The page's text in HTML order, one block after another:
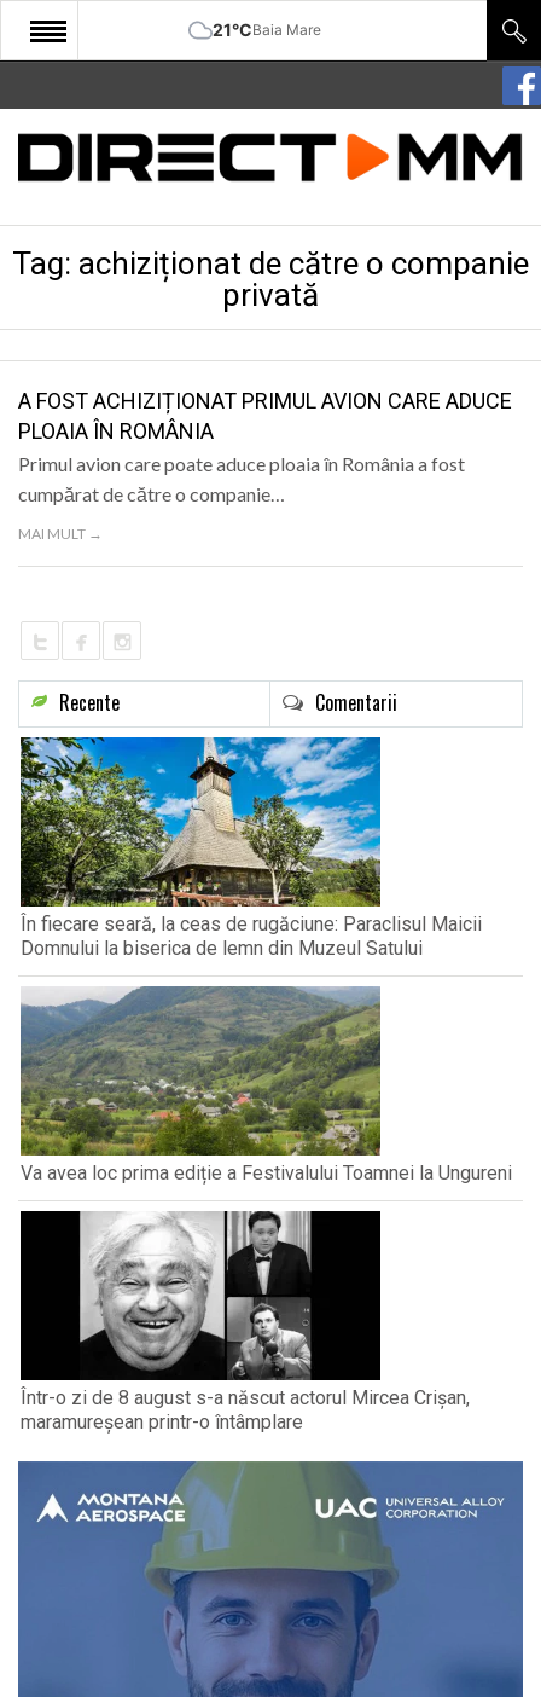
21°CBaia Mare
START
COMUNITATE
CULTURA
SANATATE
SPORT
SPECIAL
POLITIC
Tag: achiziționat de către o companie
privată
A FOST ACHIZIȚIONAT PRIMUL AVION CARE ADUCE
PLOAIA ÎN ROMÂNIA
Primul avion care poate aduce ploaia în România a fost
cumpărat de către o companie…
MAI MULT →
Recente Comentarii
În fiecare seară, la ceas de rugăciune: Paraclisul Maicii
Domnului la biserica de lemn din Muzeul Satului
Va avea loc prima ediție a Festivalului Toamnei la Ungureni
Într-o zi de 8 august s-a născut actorul Mircea Crișan,
maramureșean printr-o întâmplare